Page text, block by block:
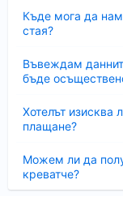
Къде мога да
стая?
Въвеждам
бъде
Хотелът изисква
плащане?
Можем ли да
креватче?